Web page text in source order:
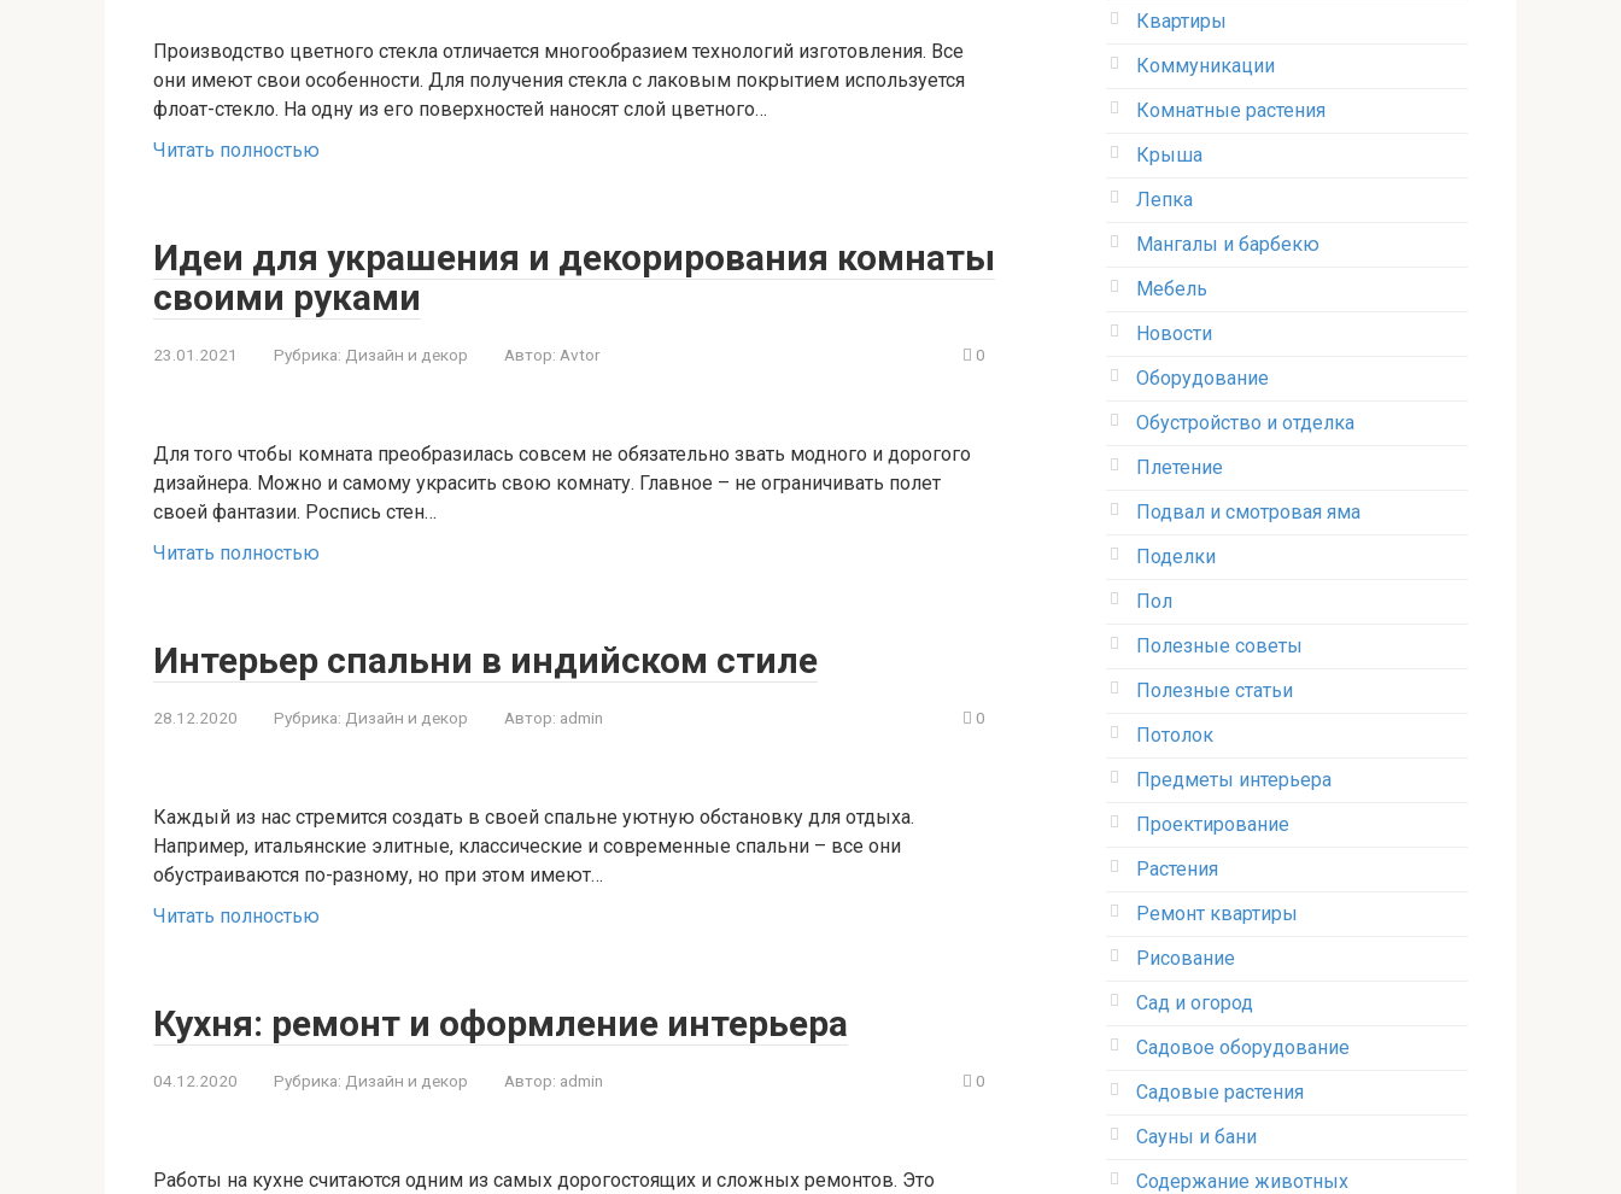
Производство цветного стекла отличается многообразием технологий изготовления. Все
они имеют свои особенности. Для получения стекла с лаковым покрытием используется
флоат-стекло. На одну из его поверхностей наносят слой цветного…
Читать полностью
Идеи для украшения и декорирования комнаты
своими руками
23.01.2021 Рубрика: Дизайн и декор Автор: Avtor 0
Для того чтобы комната преобразилась совсем не обязательно звать модного и дорогого
дизайнера. Можно и самому украсить свою комнату. Главное – не ограничивать полет
своей фантазии. Роспись стен…
Читать полностью
Интерьер спальни в индийском стиле
28.12.2020 Рубрика: Дизайн и декор Автор: admin 0
Каждый из нас стремится создать в своей спальне уютную обстановку для отдыха.
Например, итальянские элитные, классические и современные спальни – все они
обустраиваются по-разному, но при этом имеют…
Читать полностью
Кухня: ремонт и оформление интерьера
04.12.2020 Рубрика: Дизайн и декор Автор: admin 0
Работы на кухне считаются одним из самых дорогостоящих и сложных ремонтов. Это
Квартиры
Коммуникации
Комнатные растения
Крыша
Лепка
Мангалы и барбекю
Мебель
Новости
Оборудование
Обустройство и отделка
Плетение
Подвал и смотровая яма
Поделки
Пол
Полезные советы
Полезные статьи
Потолок
Предметы интерьера
Проектирование
Растения
Ремонт квартиры
Рисование
Сад и огород
Садовое оборудование
Садовые растения
Сауны и бани
Содержание животных